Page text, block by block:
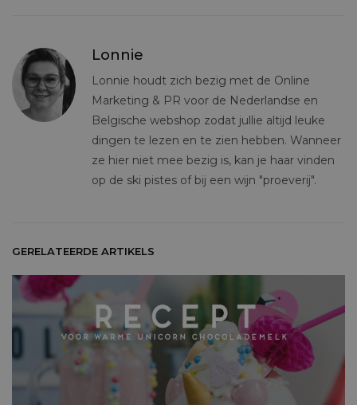
Lonnie
Lonnie houdt zich bezig met de Online
Marketing & PR voor de Nederlandse en
Belgische webshop zodat jullie altijd leuke
dingen te lezen en te zien hebben. Wanneer
ze hier niet mee bezig is, kan je haar vinden
op de ski pistes of bij een wijn "proeverij".
GERELATEERDE ARTIKELS